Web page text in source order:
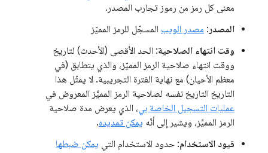
معنى كل رمز من رموز تجارب المصدر.
المصدر : مصدر الويب المسجّل للرمز المميّز
وقت انتهاء الصلاحية: الحد الأقصى (الأحدث) لتاريخ
ووقت انتهاء صلاحية الرمز المميّز، والذي يتطابق (في
معظم الأحيان) مع نهاية الفترة التجريبية. لا يمثّل هذا
التاريخ التاريخ نفسه لصلاحية الرمز المميَّز المعروض في
عمليات التسجيل الخاصة بي، الذي يعرض مدة صلاحية
الرمز المميَّز، ويشير إلى أنّه يمكن تمديده.
قيود الاستخدام: حدود الاستخدام التي يمكن ضبطها